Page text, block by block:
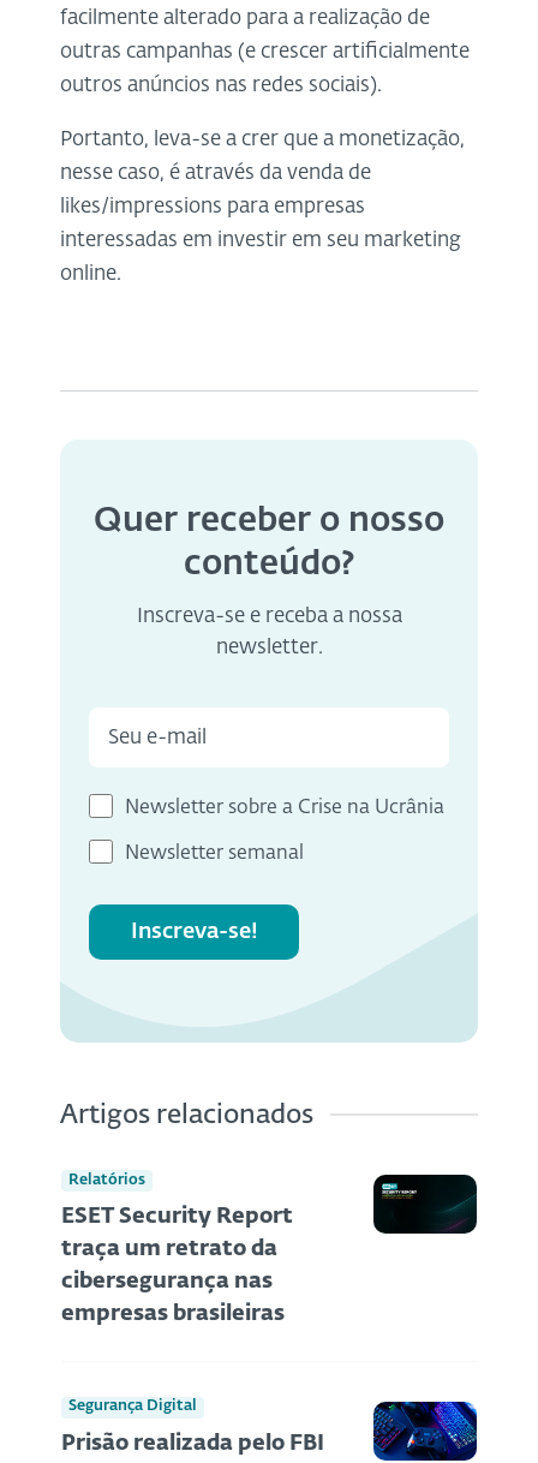
facilmente alterado para a realização de
outras campanhas (e crescer artificialmente
outros anúncios nas redes sociais).
Portanto, leva-se a crer que a monetização,
nesse caso, é através da venda de
likes/impressions para empresas
interessadas em investir em seu marketing
online.
Quer receber o nosso
conteúdo?
Inscreva-se e receba a nossa
newsletter.
Newsletter sobre a Crise na Ucrânia
Newsletter semanal
Inscreva-se!
Artigos relacionados
Relatórios
ESET Security Report
traça um retrato da
cibersegurança nas
empresas brasileiras
Segurança Digital
Prisão realizada pelo FBI